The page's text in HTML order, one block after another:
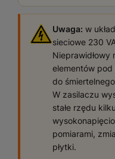
Uwaga: w
sieciowe 230
elementów
do
W zasilaczu
stałe rzędu
pomiarami,
płytki.